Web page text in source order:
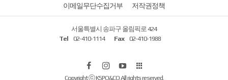
이메일무단수집거부 저작권정책
서울특별시 송파구 올림픽로 424
Tel
02-410-1114 Fax 02-410-1988
페
인
유
Copyright ⓒ KSPO&CO All rights reserved.